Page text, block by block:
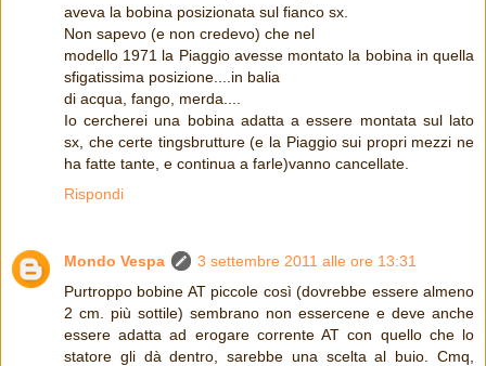
aveva la bobina posizionata sul fianco sx.
Non sapevo (e non credevo) che nel
modello 1971 la Piaggio avesse montato la bobina in quella
sfigatissima posizione....in balia
di acqua, fango, merda....
Io cercherei una bobina adatta a essere montata sul lato
sx, che certe tingsbrutture (e la Piaggio sui propri mezzi ne
ha fatte tante, e continua a farle)vanno cancellate.
Rispondi
Mondo Vespa
3 settembre 2011 alle ore 13:31
Purtroppo bobine AT piccole così (dovrebbe essere almeno
2 cm. più sottile) sembrano non essercene e deve anche
essere adatta ad erogare corrente AT con quello che lo
statore gli dà dentro, sarebbe una scelta al buio. Cmq,